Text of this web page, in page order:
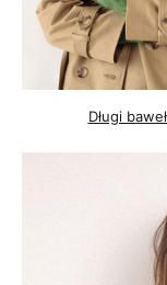
Długi